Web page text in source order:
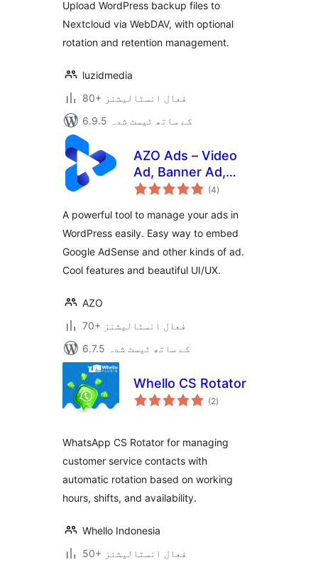
Upload WordPress backup files to
Nextcloud via WebDAV, with optional
rotation and retention management.
luzidmedia
80+ فعال انسٹالیشنز
6.9.5 کے ساتھ ٹیسٹ شدہ
AZO Ads – Video
Ad, Banner Ad,
Popup Ad,
much more
(4مجموعی
درجہ
)
A powerful tool to manage your ads in
WordPress easily. Easy way to embed
Google AdSense and other kinds of ad.
Cool features and beautiful UI/UX.
AZO
70+ فعال انسٹالیشنز
6.7.5 کے ساتھ ٹیسٹ شدہ
Whello CS Rotator
(2مجموعی
درجہ
)
WhatsApp CS Rotator for managing
customer service contacts with
automatic rotation based on working
hours, shifts, and availability.
Whello Indonesia
50+ فعال انسٹالیشنز